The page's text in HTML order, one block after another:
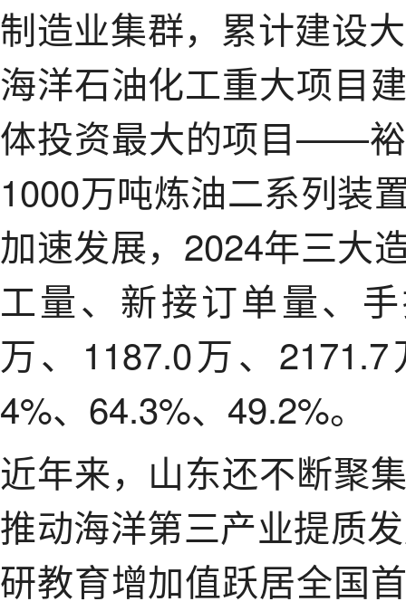
制造业集群，累计建设
海洋石油化工重大项目
体投资最大的项目——
1000万吨炼油二系列装
加速发展，2024年三大
工量、新接订单量、
万、1187.0万、
4%、64.3%、49.2%。
近年来，山东还不断聚
推动海洋第三产业提质
研教育增加值跃居全国